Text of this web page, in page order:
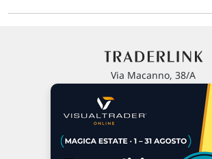
Via Macanno, 38/A
P.IVA 02 452 460 401
Chi siamo